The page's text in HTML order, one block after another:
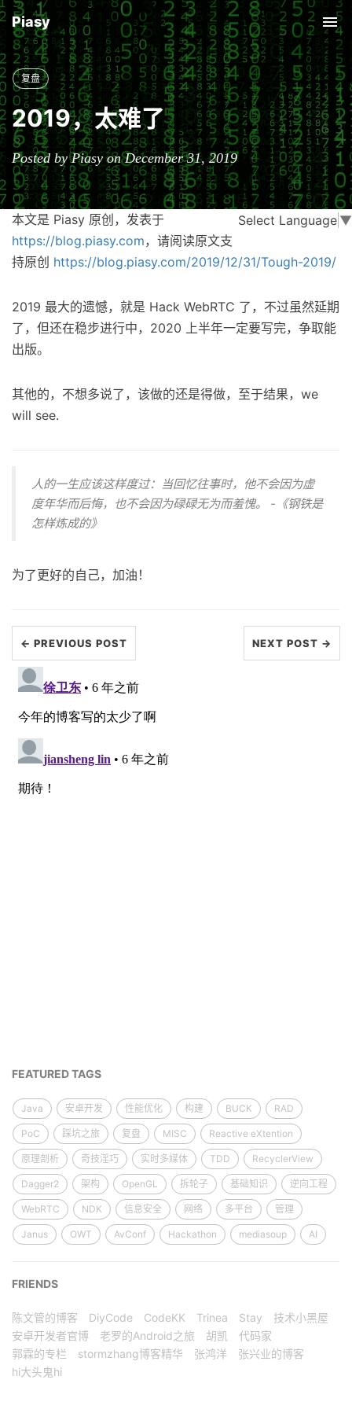
Piasy
复盘
2019，太难了
Posted by Piasy on December 31, 2019
Select Language ▼
本文是 Piasy 原创，发表于
https://blog.piasy.com，请阅读原文支
持原创 https://blog.piasy.com/2019/12/31/Tough-2019/
2019 最大的遗憾，就是 Hack WebRTC 了，不过虽然延期
了，但还在稳步进行中，2020 上半年一定要写完，争取能
出版。
其他的，不想多说了，该做的还是得做，至于结果，we
will see.
人的一生应该这样度过：当回忆往事时，他不会因为虚
度年华而后悔，也不会因为碌碌无为而羞愧。 -《钢铁是
怎样炼成的》
为了更好的自己，加油！
← PREVIOUS POST NEXT POST →
FEATURED TAGS
Java 安卓开发 性能优化 构建 BUCK RAD
PoC 踩坑之旅 复盘 MISC Reactive eXtention
原理剖析 奇技淫巧 实时多媒体 TDD RecyclerView
Dagger2 架构 OpenGL 拆轮子 基础知识 逆向工程
WebRTC NDK 信息安全 网络 多平台 管理
Janus OWT AvConf Hackathon mediasoup AI
FRIENDS
陈文管的博客 DiyCode CodeKK Trinea Stay
技术小黑屋
安卓开发者官博
老罗的Android之旅 胡凯
代码家
郭霖的专栏
stormzhang博客精华 张鸿洋
张兴业的博客
hi大头鬼hi